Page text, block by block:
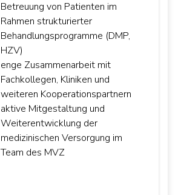
Betreuung von Patienten im
Rahmen strukturierter
Behandlungsprogramme (DMP,
HZV)
enge Zusammenarbeit mit
Fachkollegen, Kliniken und
weiteren Kooperationspartnern
aktive Mitgestaltung und
Weiterentwicklung der
medizinischen Versorgung im
Team des MVZ